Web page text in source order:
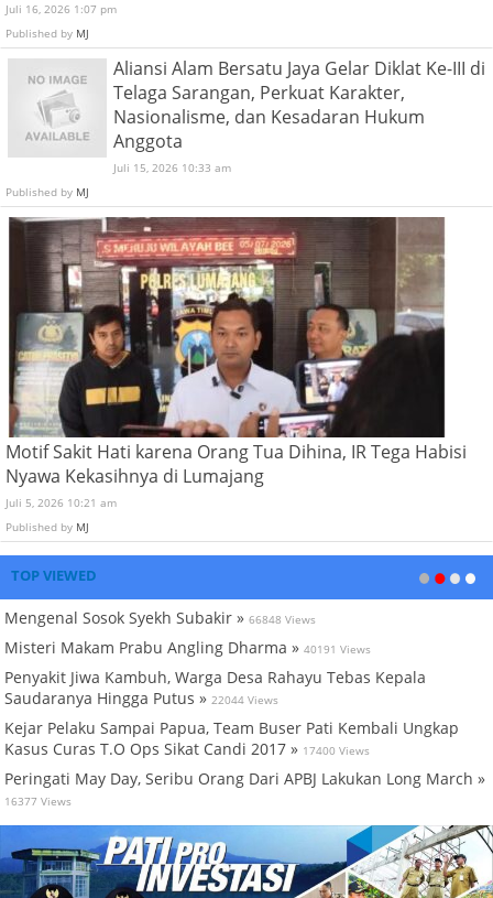
Juli 16, 2026 1:07 pm
Published by MJ
Aliansi Alam Bersatu Jaya Gelar Diklat Ke-III di
Telaga Sarangan, Perkuat Karakter,
Nasionalisme, dan Kesadaran Hukum
Anggota
Juli 15, 2026 10:33 am
Published by MJ
Motif Sakit Hati karena Orang Tua Dihina, IR Tega Habisi
Nyawa Kekasihnya di Lumajang
Juli 5, 2026 10:21 am
Published by MJ
TOP VIEWED
Mengenal Sosok Syekh Subakir » 66848 Views
Misteri Makam Prabu Angling Dharma » 40191 Views
Penyakit Jiwa Kambuh, Warga Desa Rahayu Tebas Kepala
Saudaranya Hingga Putus » 22044 Views
Kejar Pelaku Sampai Papua, Team Buser Pati Kembali Ungkap
Kasus Curas T.O Ops Sikat Candi 2017 » 17400 Views
Peringati May Day, Seribu Orang Dari APBJ Lakukan Long March »
16377 Views